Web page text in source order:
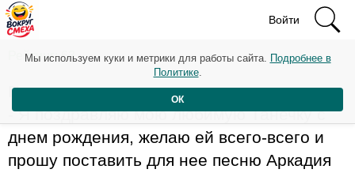
Войти
Рейтинг: 63
Поздравления на радио:
- Я поздравляю мою любимую Танечку с
днем рождения, желаю ей всего-всего и
прошу поставить для нее песню Аркадия
Мы используем куки и метрики для работы сайта. Подробнее в
Политике.
ОК